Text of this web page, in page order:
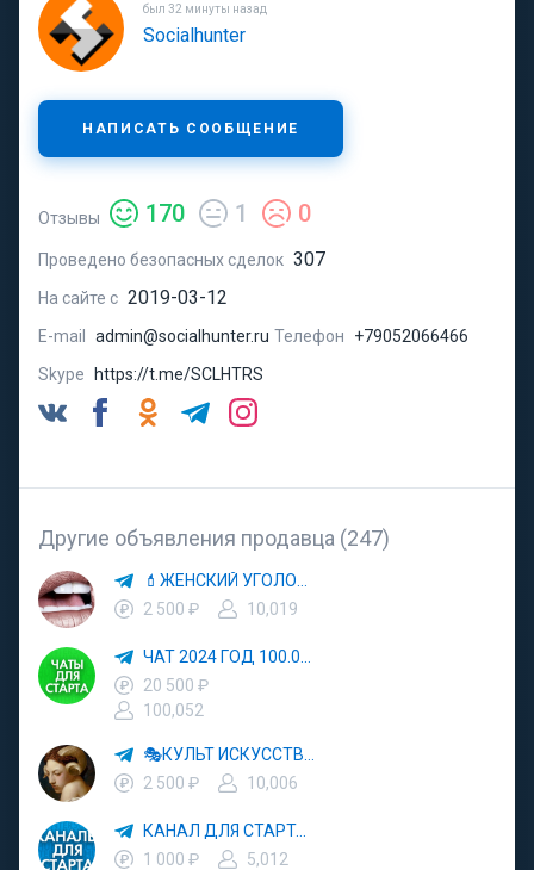
был 32 минуты назад
Socialhunter
НАПИСАТЬ СООБЩЕНИЕ
Отзывы 170 1 0
Проведено безопасных сделок 307
На сайте с 2019-03-12
E-mail admin@socialhunter.ru Телефон
+79052066466
Skype
https://t.me/SCLHTRS
Другие объявления продавца (247)
2 500 ₽
10,019
20 500 ₽
100,052
2 500 ₽
10,006
КАНАЛ ДЛЯ СТАРТА 5000
1 000 ₽
5,012